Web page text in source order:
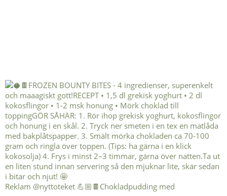
Reklam @nyttoteket 💪🏼🍫Chokladpudding med